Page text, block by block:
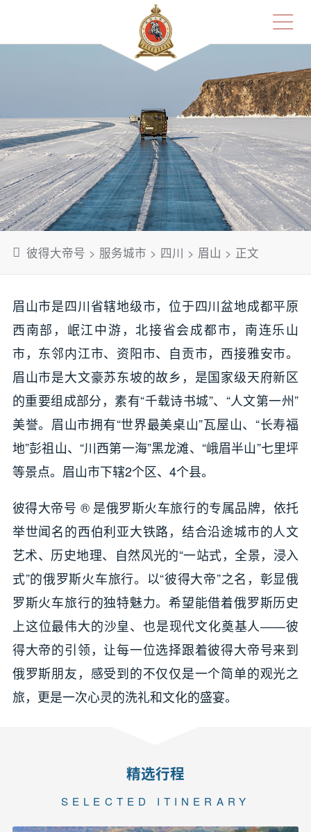
彼得大帝号 > 服务城市 > 四川 > 眉山 > 正文
眉山市是四川省辖地级市，位于四川盆地成都平原
西南部，岷江中游，北接省会成都市，南连乐山
市，东邻内江市、资阳市、自贡市，西接雅安市。
眉山市是大文豪苏东坡的故乡，是国家级天府新区
的重要组成部分，素有“千载诗书城”、“人文第一州”
美誉。眉山市拥有“世界最美桌山”瓦屋山、“长寿福
地”彭祖山、“川西第一海”黑龙滩、“峨眉半山”七里坪
等景点。眉山市下辖2个区、4个县。
彼得大帝号 ® 是俄罗斯火车旅行的专属品牌，依托
举世闻名的西伯利亚大铁路，结合沿途城市的人文
艺术、历史地理、自然风光的“一站式，全景，浸入
式”的俄罗斯火车旅行。以“彼得大帝”之名，彰显俄
罗斯火车旅行的独特魅力。希望能借着俄罗斯历史
上这位最伟大的沙皇、也是现代文化奠基人——彼
得大帝的引领，让每一位选择跟着彼得大帝号来到
俄罗斯朋友，感受到的不仅仅是一个简单的观光之
旅，更是一次心灵的洗礼和文化的盛宴。
精选行程
SELECTED ITINERARY